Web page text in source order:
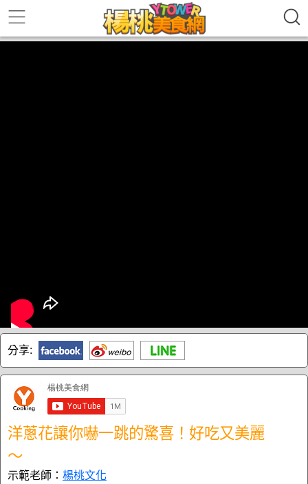
分享:
洋蔥花讓你嚇一跳的驚喜！好吃又美麗
～
示範老師： 楊桃文化